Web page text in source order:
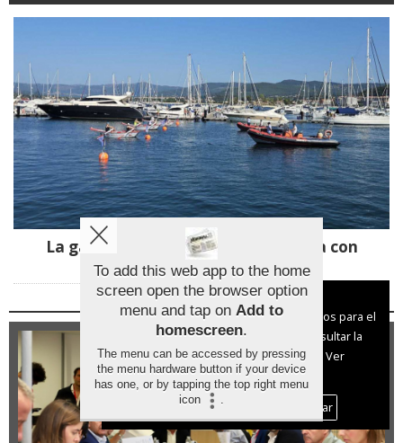
La gamela vuelve a reinar en Baiona con
ganadores de A Guarda y Tui
Aviso sobre el Uso de cookies:
Utilizamos cookies nuestras y de terceros para el
funcionamiento del digital. Puedes consultar la
lista de cookies y como desconectarlas.
Ver
nuestra Política de Privacidad y Cookies
Aceptar Cookies
Personalizar
To add this web app to the home
screen open the browser option
menu and tap on Add to
homescreen.
The menu can be accessed by pressing
the menu hardware button if your device
has one, or by tapping the top right menu
icon
.